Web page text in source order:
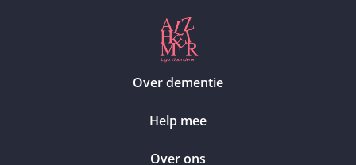
Over dementie
Help mee
Over ons